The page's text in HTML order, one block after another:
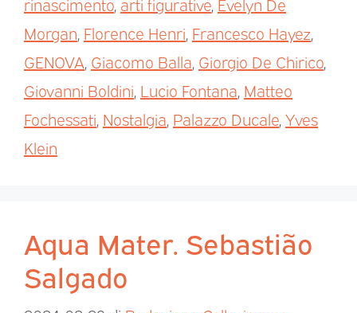
Morgan Florence Henri Francesco Hayez
GENOVA Giacomo Balla Giorgio De Chirico
Giovanni Boldini Lucio Fontana Matteo
Fochessati Nostalgia Palazzo Ducale Yves
Klein
Aqua Mater. Sebastião
Salgado